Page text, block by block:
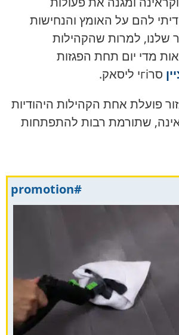
להם על האומץ והנחישות
שלנו, למרות שהקהילות
מדי יום תחת הפגזות
סרгіי ליסאק.
פועלת אחת הקהילות היהודיות
שתורמת רבות להתפתחות
#promotion